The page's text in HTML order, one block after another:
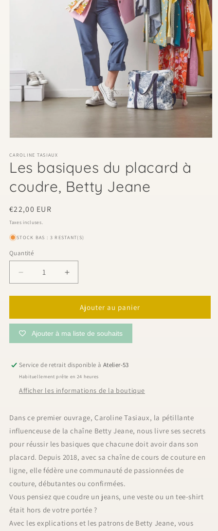
média
1
dans
fenêtre
modale
CAROLINE TASIAUX
Les basiques du placard à
coudre, Betty Jeane
Prix
habituel
€22,00 EUR
Taxes incluses.
STOCK BAS : 3 RESTANT(S)
Quantité
Quantité
Réduire
la
quantité
Les
du
coudre,
Betty
Jeane
Augmenter
la
quantité
Les
du
coudre,
Betty
Jeane
Ajouter au panier
Ajouter à ma liste de souhaits
Service de retrait disponible à Atelier-53
Habituellement prête en 24 heures
Afficher les informations de la boutique
Dans ce premier ouvrage, Caroline Tasiaux, la pétillante
influenceuse de la chaîne Betty Jeane, nous livre ses secrets
pour réussir les basiques que chacune doit avoir dans son
placard. Depuis 2018, avec sa chaîne de cours de couture en
ligne, elle fédère une communauté de passionnées de
couture, débutantes ou confirmées.
Vous pensiez que coudre un jeans, une veste ou un tee-shirt
était hors de votre portée ?
Avec les explications et les patrons de Betty Jeane, vous